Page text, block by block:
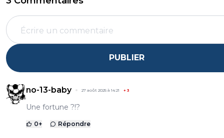
PUBLIER
no-13-baby 27 août 2025 à 14:21 + 3
Une fortune ?!?
0+ Répondre